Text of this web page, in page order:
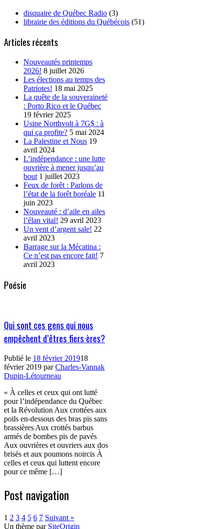
disquaire de Québec Radio (3)
librairie des éditions du Québécois (51)
Articles récents
Nouveautés printemps
2026! 8 juillet 2026
Les élections au temps des
Patriotes! 18 mai 2025
La quête de la souveraineté
: Porto Rico et le Québec
19 février 2025
Usine Northvolt à 7G$ : à
qui ça profite? 5 mai 2024
La Palestine et Nous 19
avril 2024
L’indépendance : une lutte
ouvrière à mener jusqu’au
bout 1 juillet 2023
Feux de forêt : Parlons de
l’état de la forêt boréale 11
juin 2023
Nouveauté : d’aile en ailes
l’élan vital! 29 avril 2023
Un vent d’argent sale! 22
avril 2023
Barrage sur la Mécatina :
Ce n’est pas encore fait! 7
avril 2023
Poésie
Qui sont ces gens qui nous
empêchent d’êtres fiers·ères?
Publié le 18 février 201918
février 2019 parCharles-Vannak
Dupin-Létourneau
« À celles et ceux qui ont lutté
pour l’indépendance du Québec
et la Révolution Aux crottées aux
poils en-dessous des bras pis sans
brassières Aux crottés barbus
armés de bombes pis de pavés
Aux ouvrières et ouvriers aux dos
brisés et aux poumons noircis À
celles et ceux qui luttent encore
pour ce même […]
Post navigation
1 2 3 4 5 6 7 Suivant »
Un thème par SiteOrigin